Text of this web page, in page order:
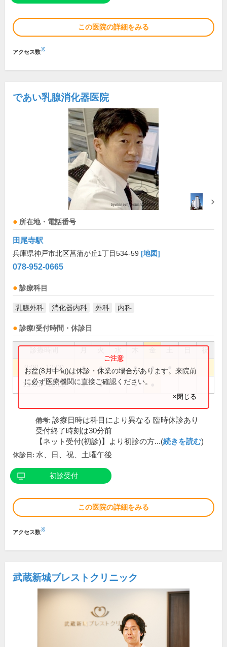
この医院の詳細をみる
アクセス数※
であい乳腺消化器医院
所在地・電話番号
田尾寺駅
兵庫県神戸市北区菖蒲が丘1丁目534-59 [地図]
078-952-0665
診療科目
乳腺外科 消化器内科 外科 内科
診療/受付時間・休診日
祝
9:00～12:00 ● ● ● ●
15:00～18:00 ● ● ●
お盆(8月中旬)は休診・休業の場合があります。来院前
に必ず医療機関に直接ご確認ください。
×閉じる
備考: 診療日時は科目により異なる 臨時休診あり
受付終了時刻は30分前
【ネット受付(初診)】より初診の方...(続きを読む)
休診日: 水、日、祝、土曜午後
初診受付
この医院の詳細をみる
アクセス数※
武蔵新城ブレストクリニック